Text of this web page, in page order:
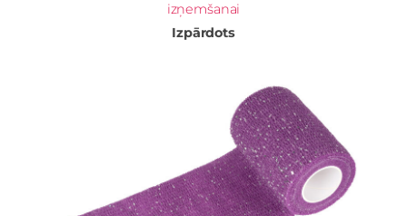
izņemšanai
Izpārdots